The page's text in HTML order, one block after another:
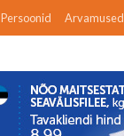
Persoonid Arvamused